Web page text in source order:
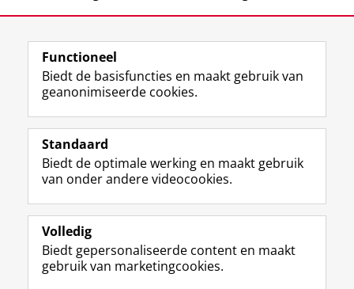
Volg de RUG
F
a
e
b
o
p
a
L
i
k
e
I
-
p
R
S
-
f
e
R
I
n
t
r
m
Y
o
T
e
k
Studiekiezers
Alumni
Over ons
Functioneel
Biedt de basisfuncties en maakt gebruik van
geanonimiseerde cookies.
Standaard
Biedt de optimale werking en maakt gebruik
van onder andere videocookies.
Volledig
Biedt gepersonaliseerde content en maakt
gebruik van marketingcookies.